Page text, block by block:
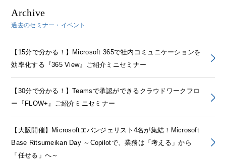
Archive
過去のセミナー・イベント
【15分で分かる！】Microsoft 365で社内コミュニケーションを
効率化する『365 View』ご紹介ミニセミナー
【30分で分かる！】Teamsで承認ができるクラウドワークフロ
ー『FLOW+』ご紹介ミニセミナー
【大阪開催】Microsoftエバンジェリスト4名が集結！Microsoft
Base Ritsumeikan Day ～Copilotで、業務は「考える」から
「任せる」へ～